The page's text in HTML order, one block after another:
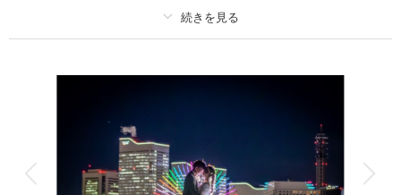
台紙付写真
会食 挙式
家族と撮影 家族用衣装レンタル ペットと撮影